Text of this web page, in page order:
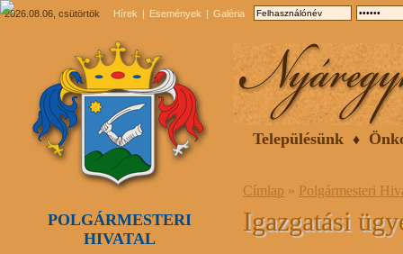
2026.08.06, csütörtök Hírek Események Galéria
Településünk
Címlap » Polgármesteri
Igazgatási
POLGÁRMESTERI
HIVATAL